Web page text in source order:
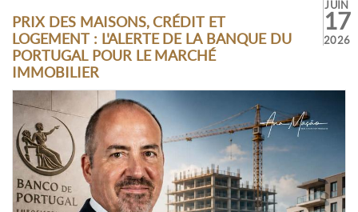
PRIX DES MAISONS, CRÉDIT ET
LOGEMENT : L'ALERTE DE LA BANQUE DU
PORTUGAL POUR LE MARCHÉ
IMMOBILIER
JUIN
17
2026